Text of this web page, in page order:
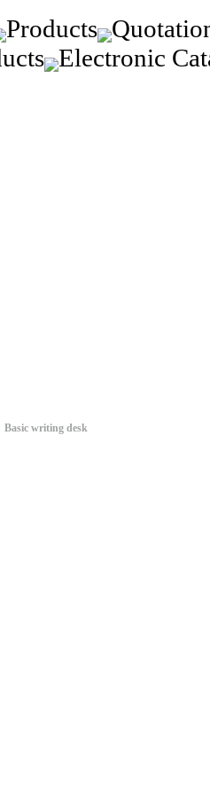
Products
Electronic
Basic writing desk